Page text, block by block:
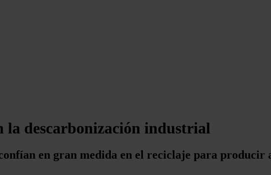
descarbonización industrial
en gran medida en el reciclaje para producir